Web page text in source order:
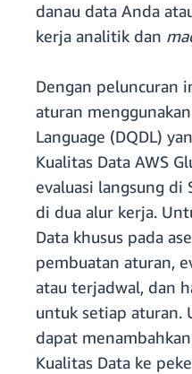
danau data Anda
kerja analitik dan
Dengan peluncuran
aturan
Language (DQDL)
Kualitas Data AWS
evaluasi langsung di
di dua alur kerja.
Data khusus pada
pembuatan aturan,
atau terjadwal, dan
untuk setiap aturan.
dapat
Kualitas Data ke